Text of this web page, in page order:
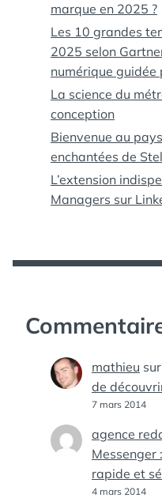
marque en 2025 ?
Les 10 grandes
2025 selon
numérique guidée
La science du
conception
Bienvenue au
enchantées de
L’extension
Managers sur
mathieu sur
de
7 mars 2014
agence
Messenger
rapide et
4 mars 2014